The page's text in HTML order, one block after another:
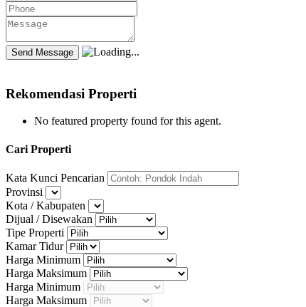
Rekomendasi Properti
No featured property found for this agent.
Cari Properti
Kata Kunci Pencarian
Provinsi
Kota / Kabupaten
Dijual / Disewakan
Tipe Properti
Kamar Tidur
Harga Minimum
Harga Maksimum
Harga Minimum
Harga Maksimum